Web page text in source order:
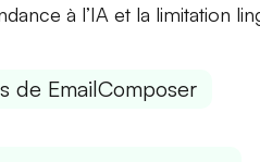
à l’IA et la limitation
de EmailComposer